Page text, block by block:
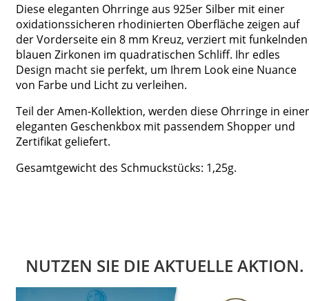
Diese eleganten Ohrringe aus 925er Silber mit einer
oxidationssicheren rhodinierten Oberfläche zeigen auf
der Vorderseite ein 8 mm Kreuz, verziert mit funkelnden
blauen Zirkonen im quadratischen Schliff. Ihr edles
Design macht sie perfekt, um Ihrem Look eine Nuance
von Farbe und Licht zu verleihen.
Teil der Amen-Kollektion, werden diese Ohrringe in einer
eleganten Geschenkbox mit passendem Shopper und
Zertifikat geliefert.
Gesamtgewicht des Schmuckstücks: 1,25g.
NUTZEN SIE DIE AKTUELLE AKTION.